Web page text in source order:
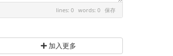
lines: 0 words: 0 保存
加入更多